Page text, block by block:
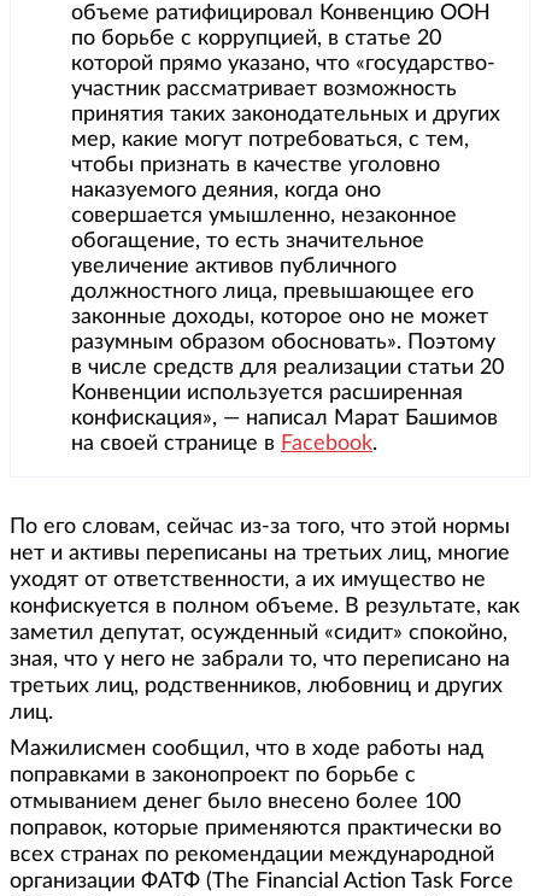
объеме ратифицировал Конвенцию ООН
по борьбе с коррупцией, в статье 20
которой прямо указано, что «государство-
участник рассматривает возможность
принятия таких законодательных и других
мер, какие могут потребоваться, с тем,
чтобы признать в качестве уголовно
наказуемого деяния, когда оно
совершается умышленно, незаконное
обогащение, то есть значительное
увеличение активов публичного
должностного лица, превышающее его
законные доходы, которое оно не может
разумным образом обосновать». Поэтому
в числе средств для реализации статьи 20
Конвенции используется расширенная
конфискация», — написал Марат Башимов
на своей странице в Facebook.
По его словам, сейчас из-за того, что этой нормы
нет и активы переписаны на третьих лиц, многие
уходят от ответственности, а их имущество не
конфискуется в полном объеме. В результате, как
заметил депутат, осужденный «сидит» спокойно,
зная, что у него не забрали то, что переписано на
третьих лиц, родственников, любовниц и других
лиц.
Мажилисмен сообщил, что в ходе работы над
поправками в законопроект по борьбе с
отмыванием денег было внесено более 100
поправок, которые применяются практически во
всех странах по рекомендации международной
организации ФАТФ (The Financial Action Task Force